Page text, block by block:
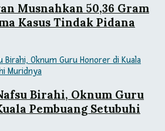
Musnahkan 50,36 Gram
Kasus Tindak Pidana
Birahi, Oknum Guru
Pembuang Setubuhi